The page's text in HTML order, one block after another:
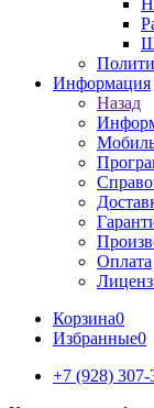
Информация
Назад
Оплата
Корзина0
Избранные0
+7 (928) 307-